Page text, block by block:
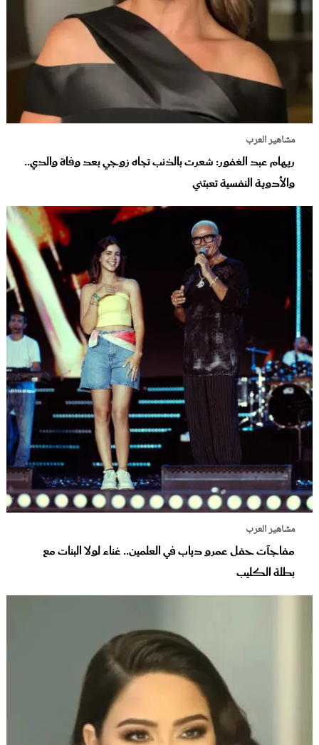
مشاهير العرب
ريهام عبد الغفور: شعرت بالذنب تجاه زوجي بعد وفاة والدي..
والأدوية النفسية تعبتني
مشاهير العرب
مفاجآت حفل عمرو دياب في العلمين.. غناء لولا البنات مع
بطلة الكليب